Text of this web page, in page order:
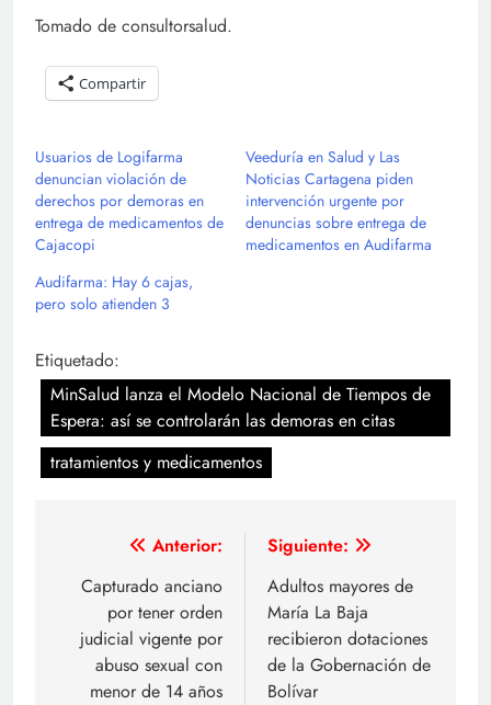
Tomado de consultorsalud.
Compartir
Usuarios de Logifarma
denuncian violación de
derechos por demoras en
entrega de medicamentos de
Cajacopi
Veeduría en Salud y Las
Noticias Cartagena piden
intervención urgente por
denuncias sobre entrega de
medicamentos en Audifarma
Audifarma: Hay 6 cajas,
pero solo atienden 3
Etiquetado:
MinSalud lanza el Modelo Nacional de Tiempos de
Espera: así se controlarán las demoras en citas
tratamientos y medicamentos
Navegación
de
entradas
Anterior:
Capturado anciano
por tener orden
judicial vigente por
abuso sexual con
menor de 14 años
Siguiente:
Adultos mayores de
María La Baja
recibieron dotaciones
de la Gobernación de
Bolívar